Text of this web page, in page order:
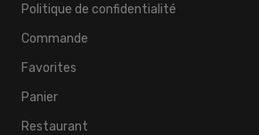
Politique de confidentialité
Commande
Favorites
Panier
Restaurant